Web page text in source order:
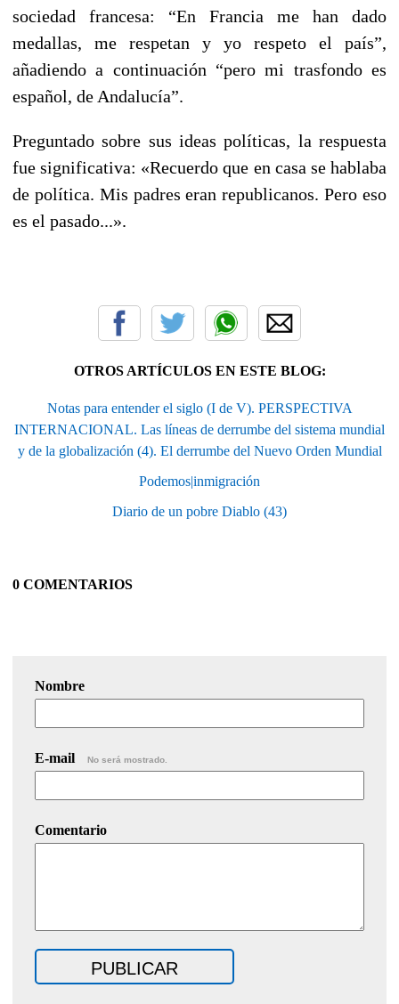
sociedad francesa: “En Francia me han dado
medallas, me respetan y yo respeto el país”,
añadiendo a continuación “pero mi trasfondo es
español, de Andalucía”.
Preguntado sobre sus ideas políticas, la respuesta
fue significativa: «Recuerdo que en casa se hablaba
de política. Mis padres eran republicanos. Pero eso
es el pasado...».
OTROS ARTÍCULOS EN ESTE BLOG:
Notas para entender el siglo (I de V). PERSPECTIVA
INTERNACIONAL. Las líneas de derrumbe del sistema mundial
y de la globalización (4). El derrumbe del Nuevo Orden Mundial
Podemos|inmigración
Diario de un pobre Diablo (43)
0 COMENTARIOS
Nombre
E-mail No será mostrado.
Comentario